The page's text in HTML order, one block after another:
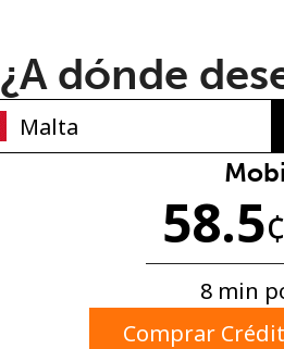
No se
Mínimo 8 caracteres
Una letra mayúscula y una
Un caracter especial
¿A dónde
58.5
8 min
Comprar